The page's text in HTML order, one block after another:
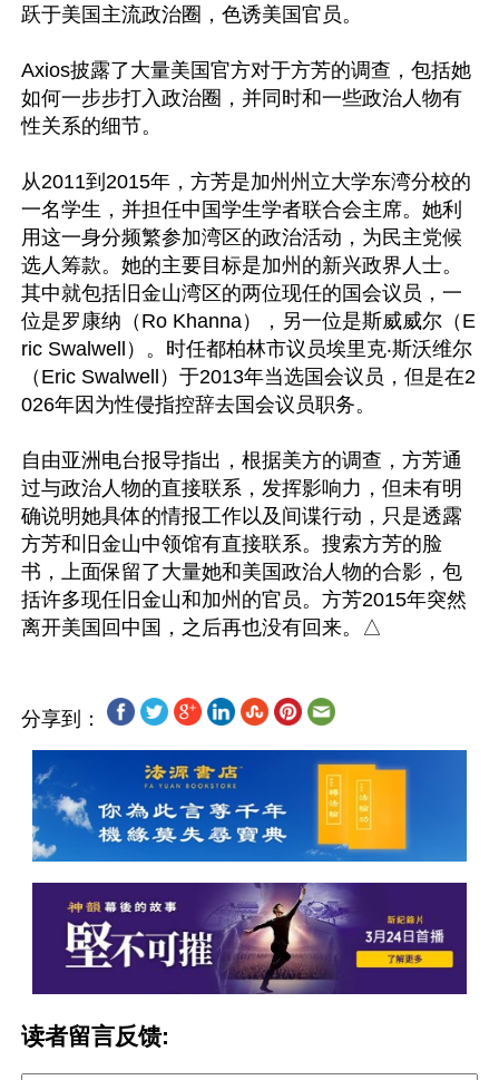
跃于美国主流政治圈，色诱美国官员。
Axios披露了大量美国官方对于方芳的调查，包括她
如何一步步打入政治圈，并同时和一些政治人物有
性关系的细节。
从2011到2015年，方芳是加州州立大学东湾分校的
一名学生，并担任中国学生学者联合会主席。她利
用这一身分频繁参加湾区的政治活动，为民主党候
选人筹款。她的主要目标是加州的新兴政界人士。
其中就包括旧金山湾区的两位现任的国会议员，一
位是罗康纳（Ro Khanna），另一位是斯威威尔（E
ric Swalwell）。时任都柏林市议员埃里克‧斯沃维尔
（Eric Swalwell）于2013年当选国会议员，但是在2
026年因为性侵指控辞去国会议员职务。
自由亚洲电台报导指出，根据美方的调查，方芳通
过与政治人物的直接联系，发挥影响力，但未有明
确说明她具体的情报工作以及间谍行动，只是透露
方芳和旧金山中领馆有直接联系。搜索方芳的脸
书，上面保留了大量她和美国政治人物的合影，包
括许多现任旧金山和加州的官员。方芳2015年突然
分享到：
读者留言反馈: